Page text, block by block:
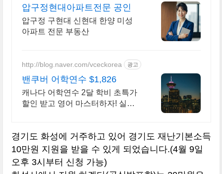
압구정현대아파트전문 공인
압구정 구현대 신현대 한양 미성
아파트 전문 부동산
http://blog.naver.com/vceckorea 광고
밴쿠버 어학연수 $1,826
캐나다 어학연수 2달 학비 초특가
할인 받고 영어 마스터하자! 실제
유아교육 코업 등등
경기도 화성에 거주하고 있어 경기도 재난기본소득
10만원 지원을 받을 수 있게 되었습니다.(4월 9일
오후 3시부터 신청 가능)